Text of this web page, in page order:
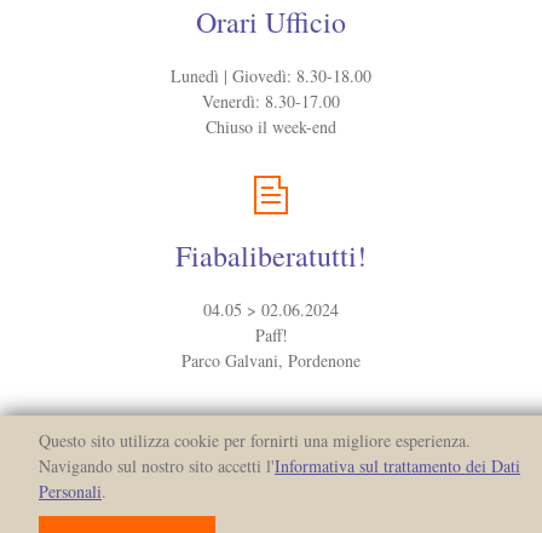
Questo sito utilizza cookie per fornirti una migliore esperienza.
Navigando sul nostro sito accetti l'Informativa sul trattamento dei Dati
Personali.
Orari Ufficio
Lunedì | Giovedì: 8.30-18.00
Venerdì: 8.30-17.00
Chiuso il week-end
Fiabaliberatutti!
04.05 > 02.06.2024
Paff!
Parco Galvani, Pordenone
© Fiabaliberatutti! byMelarancia/Privacy/
Trasparenza